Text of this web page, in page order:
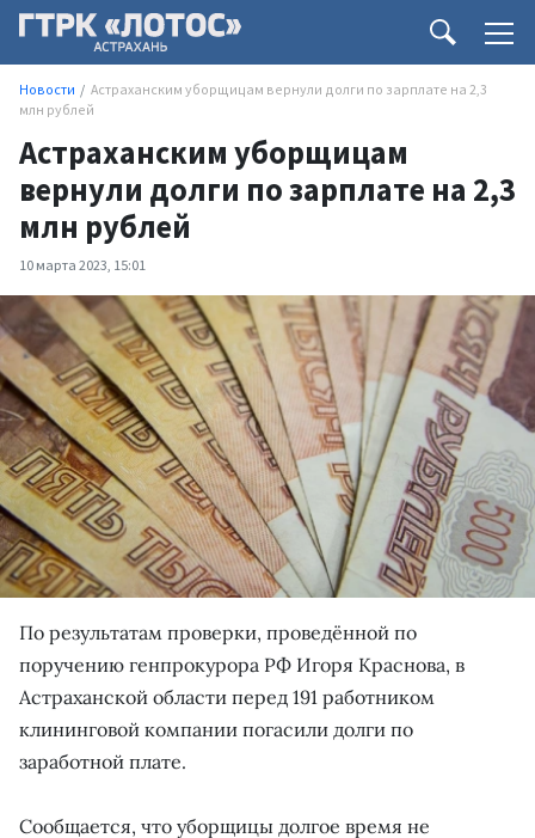
Новости
Астраханским уборщицам вернули долги по зарплате на 2,3
млн рублей
Астраханским уборщицам
вернули долги по зарплате на 2,3
млн рублей
10 марта 2023, 15:01
По результатам проверки, проведённой по
поручению генпрокурора РФ Игоря Краснова, в
Астраханской области перед 191 работником
клининговой компании погасили долги по
заработной плате.
Сообщается, что уборщицы долгое время не